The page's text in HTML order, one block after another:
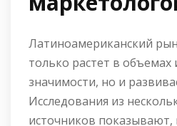
Латиноамериканский
только растет в объемах
значимости, но и
Исследования из
источников показывают,